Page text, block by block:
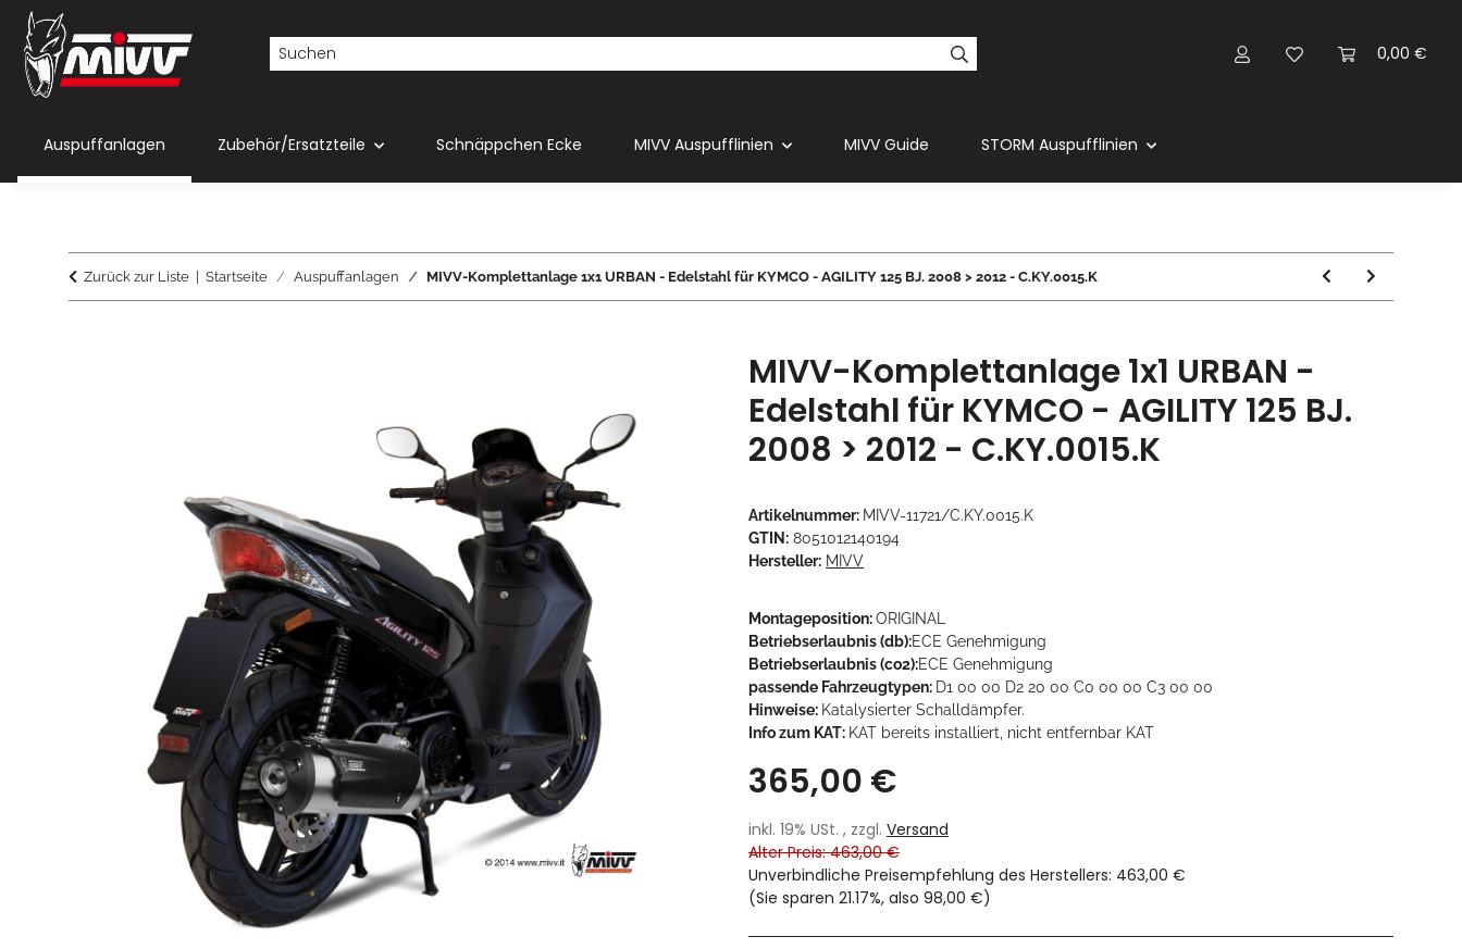
0,00 €
Auspuffanlagen Zubehör/Ersatzteile Schnäppchen Ecke MIVV Auspufflinien MIVV Guide STORM Auspufflinien
Zurück zur Liste Startseite Auspuffanlagen MIVV-Komplettanlage 1x1 URBAN - Edelstahl für KYMCO - AGILITY 125 BJ. 2008 > 2012 - C.KY.0015.K
MIVV-Komplettanlage 1x1 URBAN -
Edelstahl für KYMCO - AGILITY 125 BJ.
2008 > 2012 - C.KY.0015.K
Artikelnummer: MIVV-11721/C.KY.0015.K
GTIN: 8051012140194
Hersteller: MIVV
Montageposition:ORIGINAL
Betriebserlaubnis (db):ECE Genehmigung
Betriebserlaubnis (co2):ECE Genehmigung
passende Fahrzeugtypen: D1 00 00 D2 20 00 C0 00 00 C3 00 00
Hinweise: Katalysierter Schalldämpfer.
Info zum KAT: KAT bereits installiert, nicht entfernbar KAT
365,00 €
inkl. 19% USt. , zzgl. Versand
Alter Preis: 463,00 €
Unverbindliche Preisempfehlung des Herstellers: 463,00 €
(Sie sparen 21.17%, also 98,00 €)